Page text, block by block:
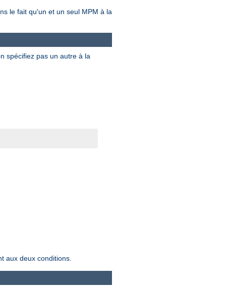
le fait qu'un et un seul MPM à la
spécifiez pas un autre à la
aux deux conditions.